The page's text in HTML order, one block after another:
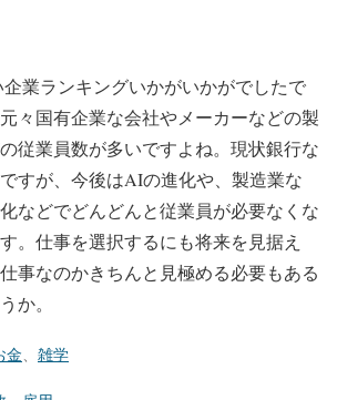
業ランキングいかがいかがでしたで
々国有企業な会社やメーカーなどの製
従業員数が多いですよね。現状銀行な
すが、今後はAIの進化や、製造業な
などでどんどんと従業員が必要なくな
。仕事を選択するにも将来を見据え
事なのかきちんと見極める必要もある
か。
金 雑学